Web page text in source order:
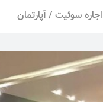
اجاره سوئیت / آپارتمان